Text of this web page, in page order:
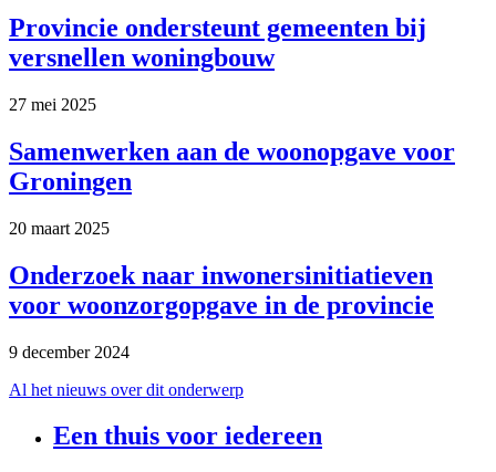
Provincie ondersteunt gemeenten bij
versnellen woningbouw
27 mei 2025
Samenwerken aan de woonopgave voor
Groningen
20 maart 2025
Onderzoek naar inwonersinitiatieven
voor woonzorgopgave in de provincie
9 december 2024
Al het nieuws over dit onderwerp
Een thuis voor iedereen